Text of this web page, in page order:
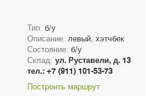
Тип: б/у
Описание: левый, хэтчбек
Состояние: б/у
Склад: ул. Руставели, д. 13
тел.: +7 (911) 101-53-73
Построить маршрут